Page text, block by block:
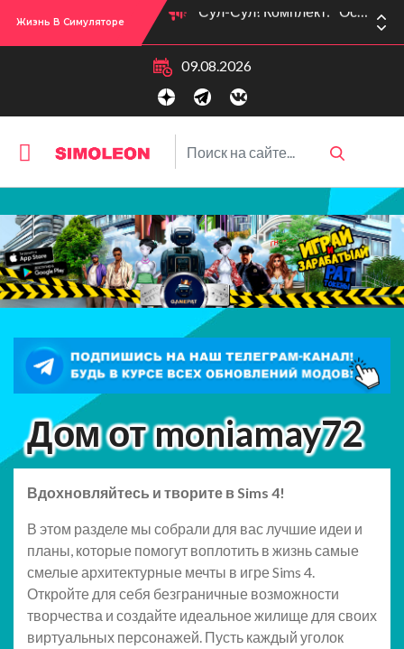
Жизнь В Симуляторе
09.08.2026
Дом от moniamay72
Вдохновляйтесь и творите в Sims 4!
В этом разделе мы собрали для вас лучшие идеи и
планы, которые помогут воплотить в жизнь самые
смелые архитектурные мечты в игре Sims 4.
Откройте для себя безграничные возможности
творчества и создайте идеальное жилище для своих
виртуальных персонажей. Пусть каждый уголок